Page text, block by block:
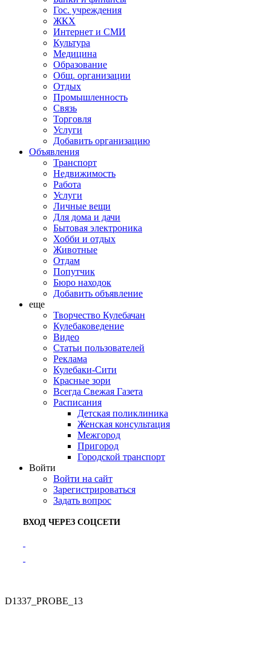
Гос. учреждения
ЖКХ
Интернет и СМИ
Культура
Медицина
Образование
Общ. организации
Отдых
Промышленность
Связь
Торговля
Услуги
Добавить организацию
Объявления
Транспорт
Недвижимость
Работа
Услуги
Личные вещи
Для дома и дачи
Бытовая электроника
Хобби и отдых
Животные
Отдам
Попутчик
Бюро находок
Добавить объявление
еще
Творчество Кулебачан
Кулебаковедение
Видео
Статьи пользователей
Реклама
Кулебаки-Сити
Красные зори
Всегда Свежая Газета
Расписания
Детская поликлиника
Женская консультация
Межгород
Пригород
Городской транспорт
Войти
Войти на сайт
Зарегистрироваться
Задать вопрос
ВХОД ЧЕРЕЗ СОЦСЕТИ